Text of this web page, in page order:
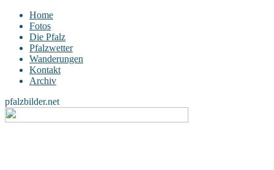
Home
Fotos
Die Pfalz
Pfalzwetter
Wanderungen
Kontakt
Archiv
pfalzbilder.net